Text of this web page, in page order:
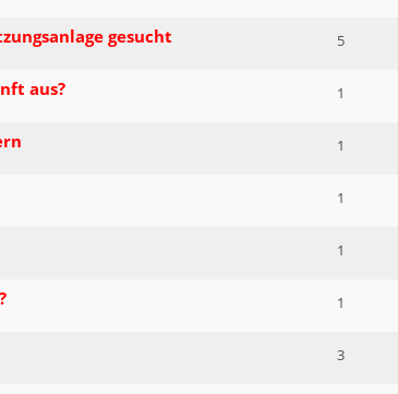
gesucht 5
aus? 1
1
1
1
1
3